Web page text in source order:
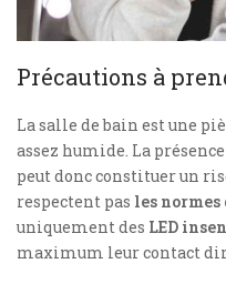
Précautions à
La salle de bain est une
assez humide. La
peut donc constituer un
respectent pas les
uniquement des LED
maximum leur contact